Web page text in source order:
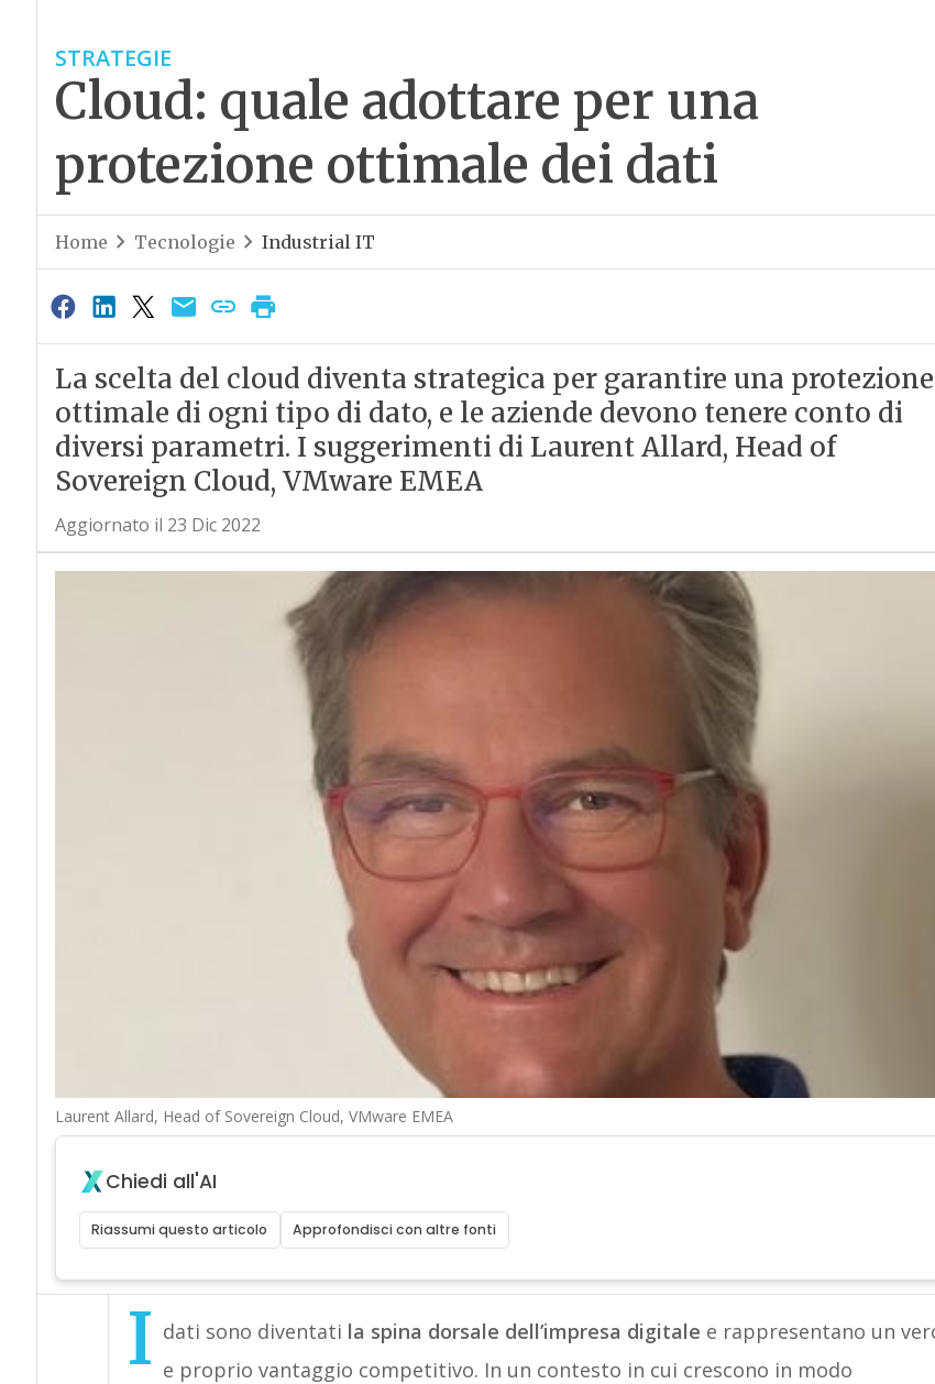
STRATEGIE
Cloud: quale adottare per una
protezione ottimale dei dati
Home Tecnologie Industrial IT
La scelta del cloud diventa strategica per garantire una protezione
ottimale di ogni tipo di dato, e le aziende devono tenere conto di
diversi parametri. I suggerimenti di Laurent Allard, Head of
Sovereign Cloud, VMware EMEA
Aggiornato il 23 Dic 2022
Laurent Allard, Head of Sovereign Cloud, VMware EMEA
Chiedi all'AI
Riassumi questo articolo Approfondisci con altre fonti
I dati sono diventati la spina dorsale dell’impresa digitale e rappresentano un
e proprio vantaggio competitivo. In un contesto in cui crescono in modo